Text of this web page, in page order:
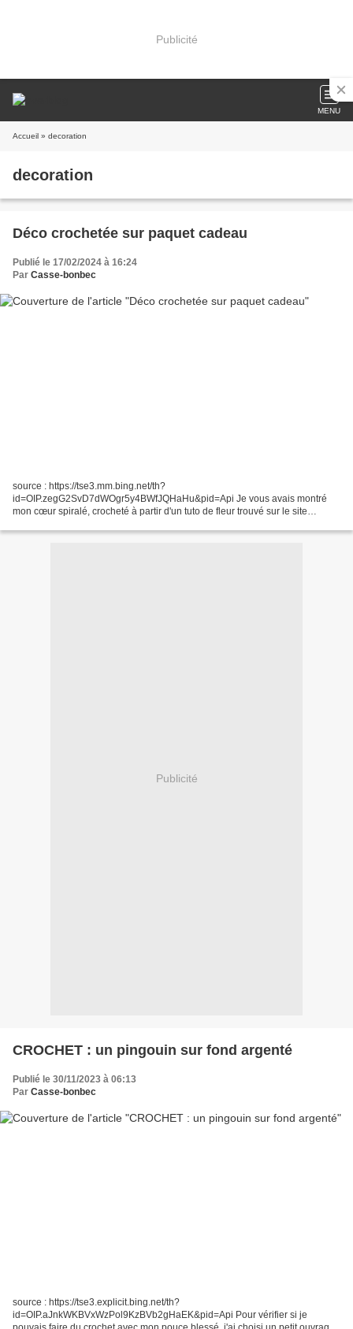
Publicité
MENU
Accueil » decoration
decoration
Déco crochetée sur paquet cadeau
Publié le 17/02/2024 à 16:24
Par Casse-bonbec
source : https://tse3.mm.bing.net/th?
id=OIP.zegG2SvD7dWOgr5y4BWfJQHaHu&pid=Api Je vous avais montré
mon cœur spiralé, crocheté à partir d'un tuto de fleur trouvé sur le site
Publicité
CROCHET : un pingouin sur fond argenté
Publié le 30/11/2023 à 06:13
Par Casse-bonbec
source : https://tse3.explicit.bing.net/th?
id=OIP.aJnkWKBVxWzPol9KzBVb2gHaEK&pid=Api Pour vérifier si je